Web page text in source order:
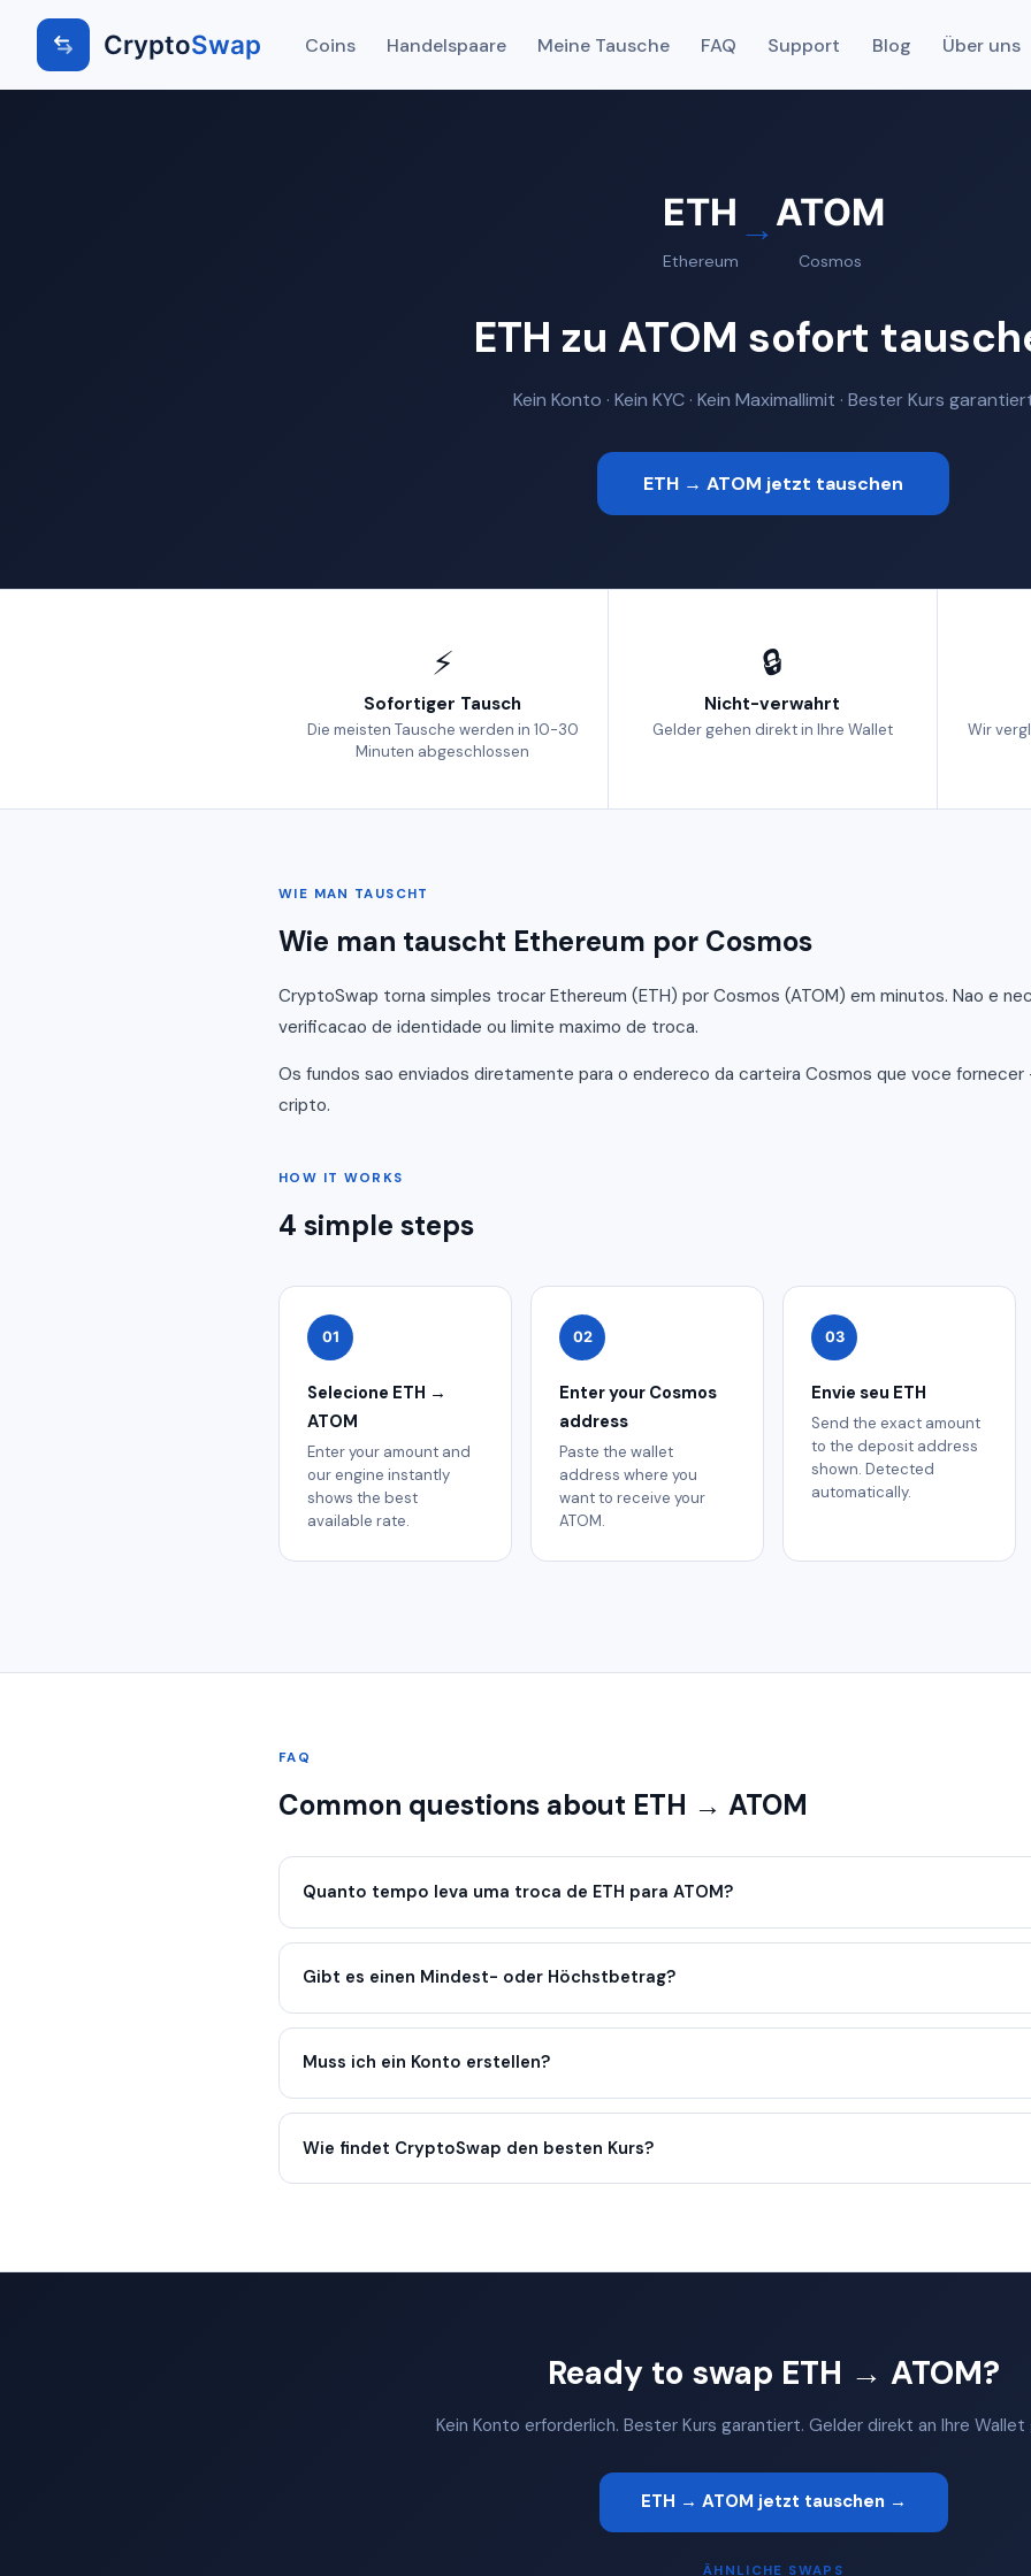
CryptoSwap Coins Handelspaare Meine Tausche FAQ Support Blog Über uns
ETH
Ethereum
→ATOM
Cosmos
ETH zu ATOM sofort
Kein Konto · Kein KYC · Kein Maximallimit · Bester Kurs
ETH → ATOM jetzt tauschen
⚡
Sofortiger Tausch
Die meisten Tausche werden in 10-30
Minuten abgeschlossen
🔒
Nicht-verwahrt
Gelder gehen direkt in Ihre Wallet Wir
WIE MAN TAUSCHT
Wie man tauscht Ethereum por Cosmos
CryptoSwap torna simples trocar Ethereum (ETH) por Cosmos (ATOM) em minutos. Nao e
verificacao de identidade ou limite maximo de troca.
Os fundos sao enviados diretamente para o endereco da carteira Cosmos que voce fornecer
cripto.
HOW IT WORKS
4 simple steps
01
Selecione ETH →
ATOM
Enter your amount and
our engine instantly
shows the best
available rate.
02
Enter your Cosmos
address
Paste the wallet
address where you
want to receive your
ATOM.
03
Envie seu ETH
Send the exact amount
to the deposit address
shown. Detected
automatically.
FAQ
Common questions about ETH → ATOM
Quanto tempo leva uma troca de ETH para ATOM?
Gibt es einen Mindest- oder Höchstbetrag?
Muss ich ein Konto erstellen?
Wie findet CryptoSwap den besten Kurs?
Ready to swap ETH → ATOM?
Kein Konto erforderlich. Bester Kurs garantiert. Gelder direkt an Ihre
ETH → ATOM jetzt tauschen →
ÄHNLICHE SWAPS